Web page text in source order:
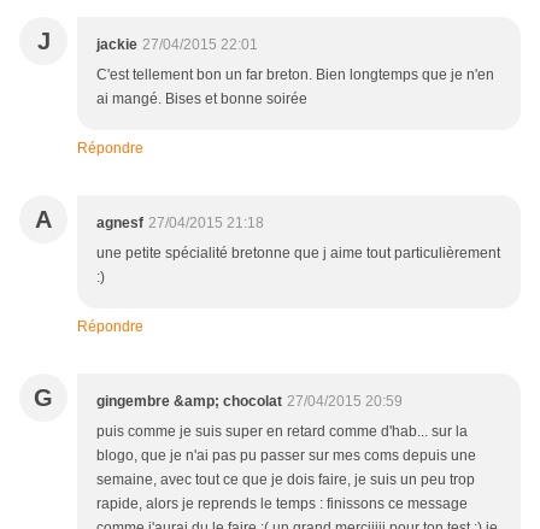
J jackie 27/04/2015 22:01
C'est tellement bon un far breton. Bien longtemps que je n'en
ai mangé. Bises et bonne soirée
Répondre
A agnesf 27/04/2015 21:18
une petite spécialité bretonne que j aime tout particulièrement
:)
Répondre
G gingembre &amp; chocolat 27/04/2015 20:59
puis comme je suis super en retard comme d'hab... sur la
blogo, que je n'ai pas pu passer sur mes coms depuis une
semaine, avec tout ce que je dois faire, je suis un peu trop
rapide, alors je reprends le temps : finissons ce message